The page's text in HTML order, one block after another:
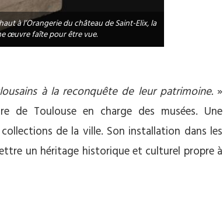
à l’Orangerie du château de Saint-Elix, la
œuvre faîte pour être vue.
à la reconquête de leur patrimoine.»
de Toulouse en charge des musées. Une
de la ville. Son installation dans les
un héritage historique et culturel propre à